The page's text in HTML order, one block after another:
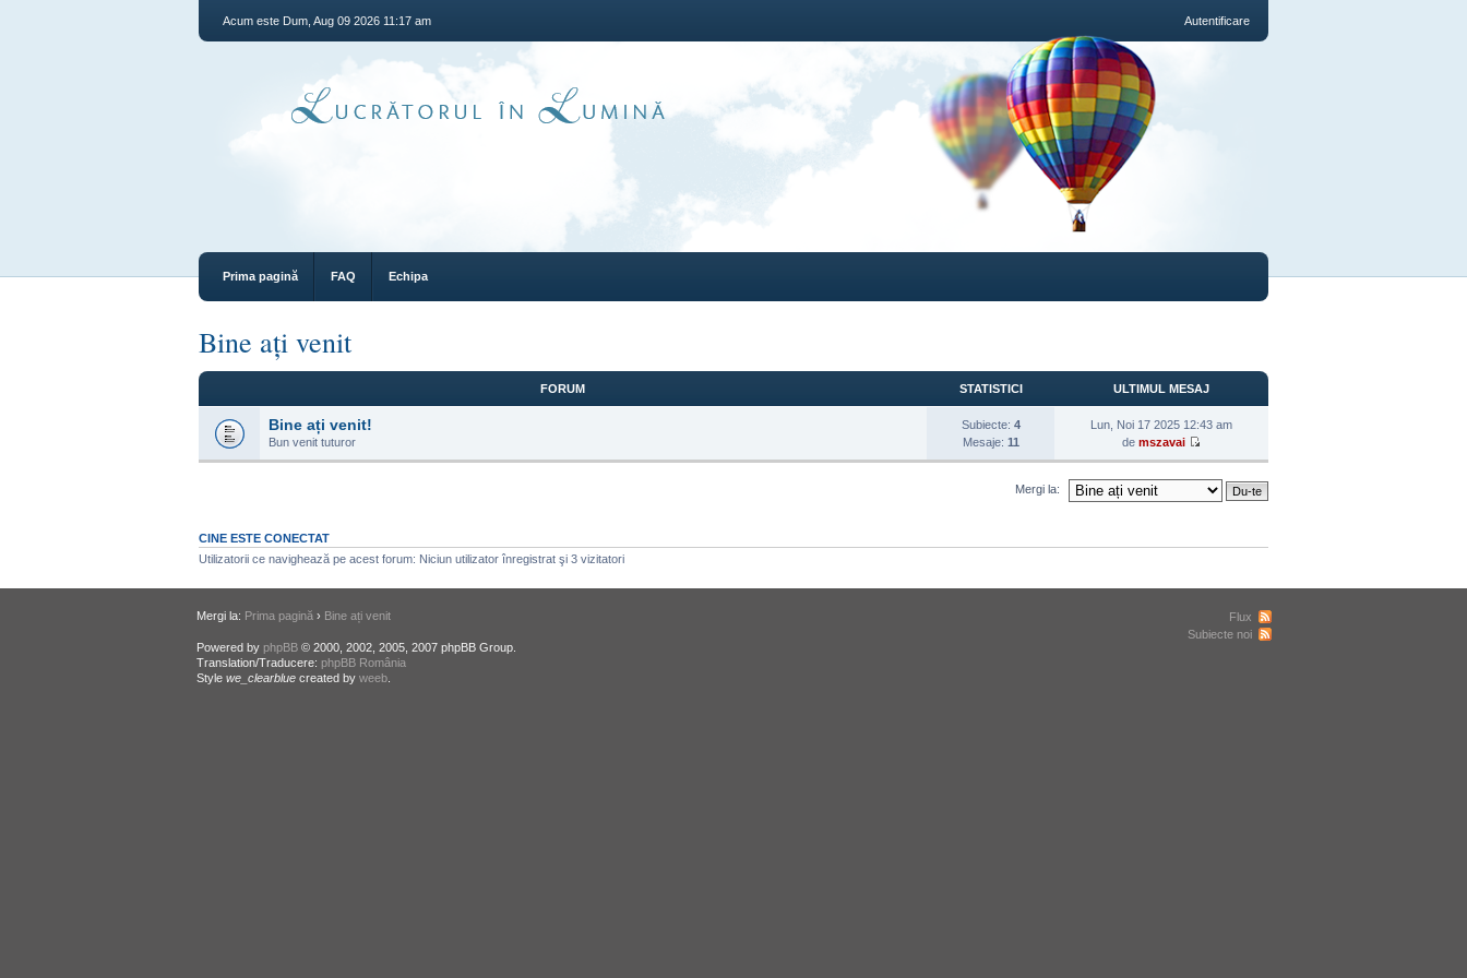
Acum este Dum, Aug 09 2026 11:17 am Autentificare
Prima pagină FAQ Echipa
Bine ați venit
FORUM STATISTICI ULTIMUL MESAJ
Bine ați venit!
Bun venit tuturor
Subiecte: 4
Mesaje: 11
Lun, Noi 17 2025 12:43 am
de mszavai
Mergi la:
CINE ESTE CONECTAT
Utilizatorii ce navighează pe acest forum: Niciun utilizator înregistrat şi 3 vizitatori
Mergi la: Prima pagină › Bine ați venit
Powered by phpBB© 2000, 2002, 2005, 2007 phpBB Group.
Translation/Traducere: phpBB România
Style we_clearbluecreated by weeb.
Flux
Subiecte noi